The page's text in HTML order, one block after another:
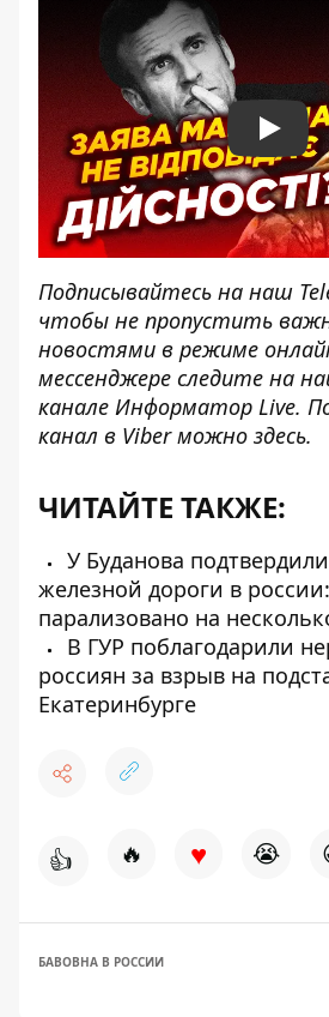
Play
Подписывайтесь на наш
чтобы не пропустить
новостями в режиме
мессенджере следите на
канале Информатор Live.
канал в Viber можно здесь.
ЧИТАЙТЕ ТАКЖЕ:
У Буданова
железной дороги в
парализовано на
В ГУР поблагодарили
россиян за взрыв на
Екатеринбурге
👍 🔥 ♥ 😭
БАВОВНА В РОССИИ